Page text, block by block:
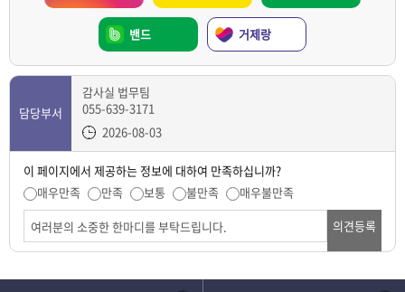
밴드 거제랑
담당부서
감사실 법무팀
055-639-3171
2026-08-03
이 페이지에서 제공하는 정보에 대하여 만족하십니까?
매우만족
만족 보통 불만족
매우불만족
의견등록